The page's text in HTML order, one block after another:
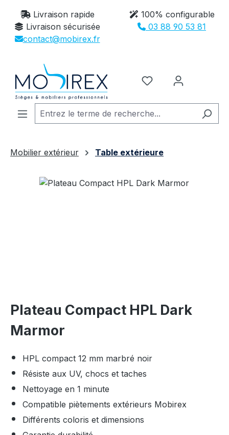
Passer au contenu principal
Livraison rapide
100% configurable
Livraison sécurisée
03 88 90 53 81
contact@mobirex.fr
Vous avez 0
Mobilier extérieur
Table extérieure
Plateau Compact HPL Dark
Marmor
HPL compact 12 mm marbré noir
Résiste aux UV, chocs et taches
Nettoyage en 1 minute
Compatible piètements extérieurs Mobirex
Différents coloris et dimensions